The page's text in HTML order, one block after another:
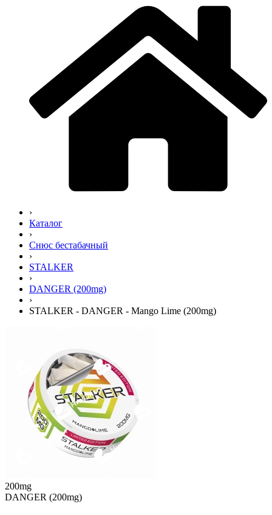
›
Каталог
›
Снюс бестабачный
›
STALKER
›
DANGER (200mg)
›
STALKER - DANGER - Mango Lime (200mg)
200mg
DANGER (200mg)